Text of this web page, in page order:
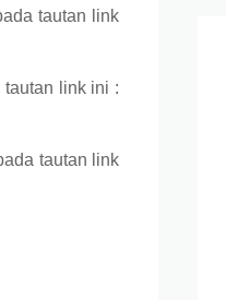
tautan link
link ini :
tautan link